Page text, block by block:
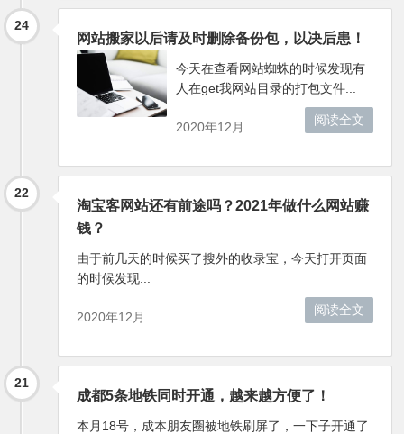
24
网站搬家以后请及时删除备份包，以决后患！
今天在查看网站蜘蛛的时候发现有
人在get我网站目录的打包文件...
阅读全文
2020年12月
22
淘宝客网站还有前途吗？2021年做什么网站赚
钱？
由于前几天的时候买了搜外的收录宝，今天打开页面
的时候发现...
阅读全文
2020年12月
21
成都5条地铁同时开通，越来越方便了！
本月18号，成本朋友圈被地铁刷屏了，一下子开通了